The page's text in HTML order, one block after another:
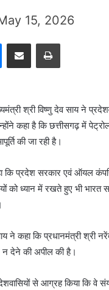
15, 2026
Messenger
Share via Email Print
श्री विष्णु देव साय ने
कहा है कि छत्तीसगढ़ में
की जा रही है।
कि प्रदेश सरकार एवं ऑयल
को ध्यान में रखते हुए भी भारत
ने कहा कि प्रधानमंत्री श्री
न देने की अपील की है।
से आग्रह किया कि